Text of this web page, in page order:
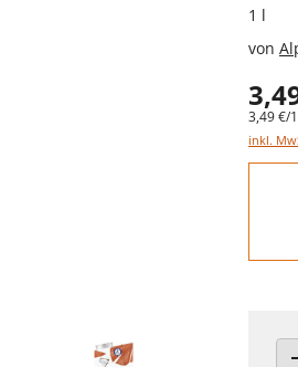
1 l
von
3,49 €/
inkl.